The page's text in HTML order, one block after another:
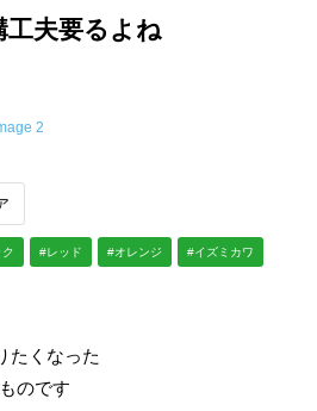
夫要るよね
2
#レッド #オレンジ #イズミカワ
たくなった
のです